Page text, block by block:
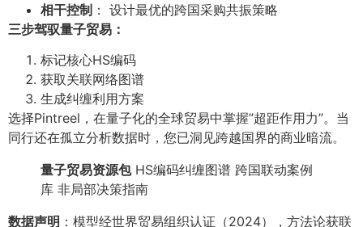
相干控制 ： 设计最优的跨国采购共振策略
三步驾驭量子贸易：
标记核心HS编码
获取关联网络图谱
生成纠缠利用方案
选择Pintreel，在量子化的全球贸易中掌握”超距作用力”。当
同行还在孤立分析数据时，您已洞见跨越国界的商业暗流。
量子贸易资源包HS编码纠缠图谱 跨国联动案例
库 非局部决策指南
数据声明 ：模型经世界贸易组织认证（2024），方法论获联